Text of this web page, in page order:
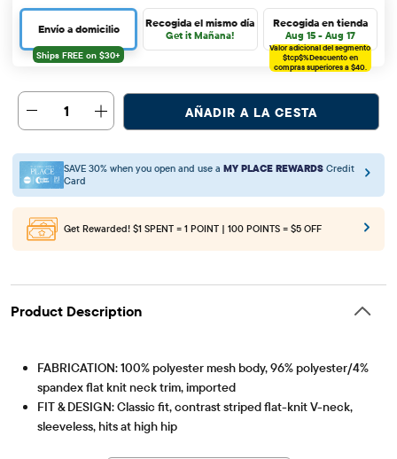
Envío a domicilio Recogida el mismo día
Get it Mañana!
Recogida en tienda
Aug 15 - Aug 17
Valor adicional del segmento
$tcp$%Descuento en
compras superiores a $40.
1 AÑADIR A LA CESTA
SAVE 30% when you open and use a MY PLACE REWARDS Credit
Card
Get Rewarded! $1 SPENT = 1 POINT | 100 POINTS = $5 OFF
Product Description
FABRICATION: 100% polyester mesh body, 96% polyester/4%
spandex flat knit neck trim, imported
FIT & DESIGN: Classic fit, contrast striped flat-knit V-neck,
sleeveless, hits at high hip